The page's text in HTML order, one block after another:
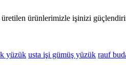
ürünlerimizle işinizi
yüzük usta işi gümüş yüzük rauf